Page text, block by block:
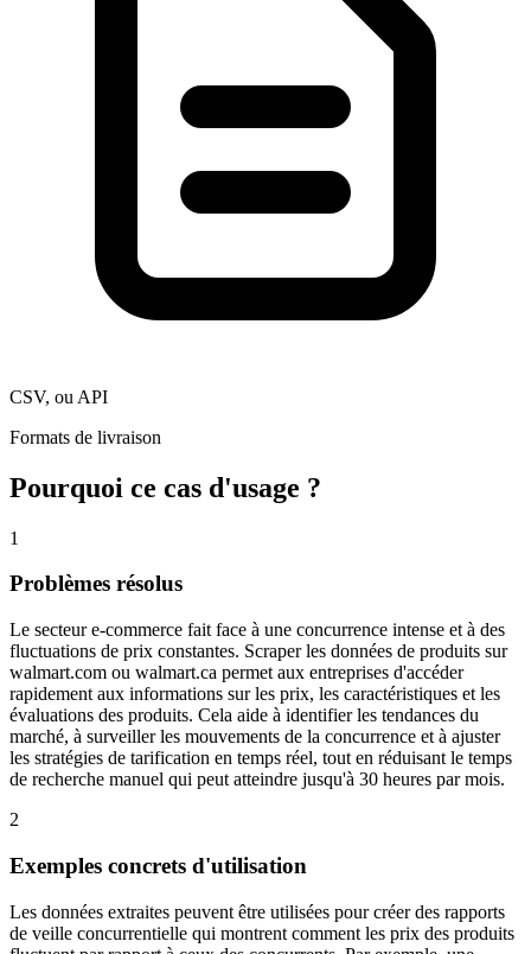
CSV, ou API
Formats de livraison
Pourquoi ce cas d'usage ?
1
Problèmes résolus
Le secteur e-commerce fait face à une concurrence intense et à des
fluctuations de prix constantes. Scraper les données de produits sur
walmart.com ou walmart.ca permet aux entreprises d'accéder
rapidement aux informations sur les prix, les caractéristiques et les
évaluations des produits. Cela aide à identifier les tendances du
marché, à surveiller les mouvements de la concurrence et à ajuster
les stratégies de tarification en temps réel, tout en réduisant le temps
de recherche manuel qui peut atteindre jusqu'à 30 heures par mois.
2
Exemples concrets d'utilisation
Les données extraites peuvent être utilisées pour créer des rapports
de veille concurrentielle qui montrent comment les prix des produits